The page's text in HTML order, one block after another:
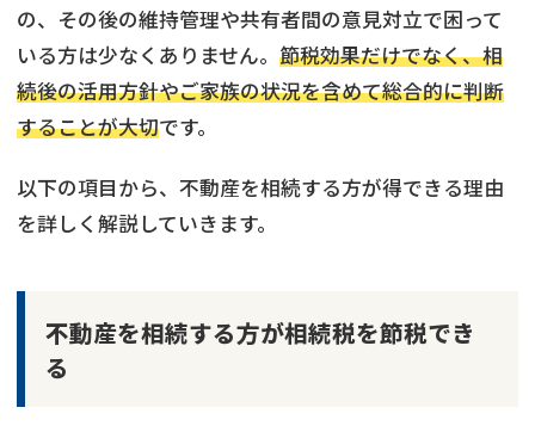
の、その後の維持管理や共有者間の意見対立で困って
いる方は少なくありません。 節税効果だけでなく、相
続後の活用方針やご家族の状況を含めて総合的に判断
することが大切です。
以下の項目から、不動産を相続する方が得できる理由
を詳しく解説していきます。
不動産を相続する方が相続税を節税でき
る